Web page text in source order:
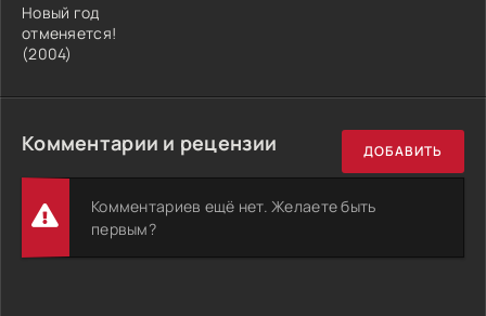
Новый год
отменяется!
(2004)
Комментарии и рецензии ДОБАВИТЬ
Комментариев ещё нет. Желаете быть
первым?